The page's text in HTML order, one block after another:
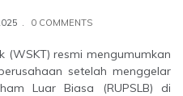
0 COMMENTS
(WSKT) resmi mengumumkan
setelah menggelar
Luar Biasa (RUPSLB) di